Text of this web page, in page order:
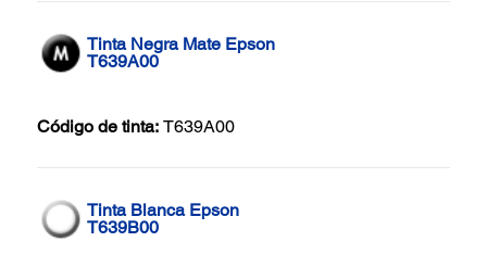
Tinta Negra Mate Epson
T639A00
Código de tinta: T639A00
Tinta Blanca Epson
T639B00